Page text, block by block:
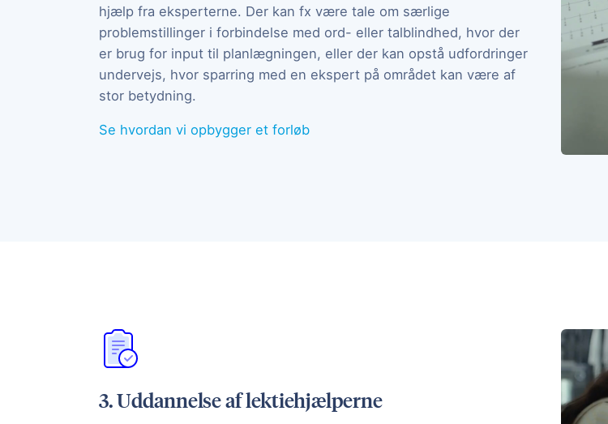
hjælp fra eksperterne. Der kan fx være tale om særlige
problemstillinger i forbindelse med ord- eller talblindhed, hvor der
er brug for input til planlægningen, eller der kan opstå udfordringer
undervejs, hvor sparring med en ekspert på området kan være af
stor betydning.
Se hvordan vi opbygger et forløb
3. Uddannelse af lektiehjælperne